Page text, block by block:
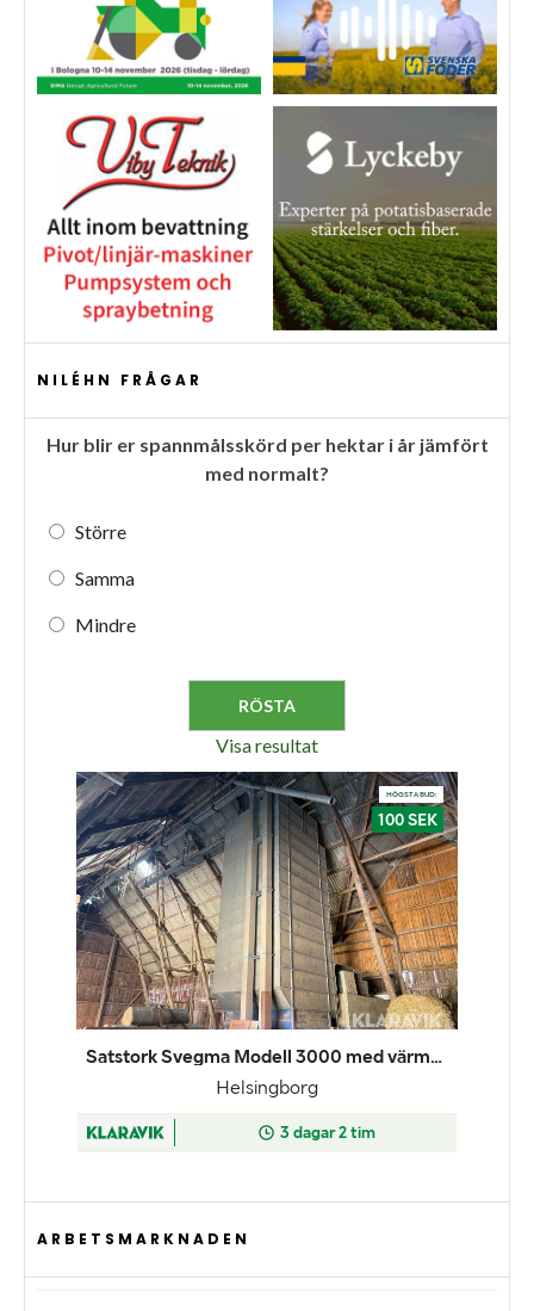
NILÉHN FRÅGAR
Hur blir er spannmålsskörd per hektar i år jämfört
med normalt?
Större
Samma
Mindre
Visa resultat
ARBETSMARKNADEN